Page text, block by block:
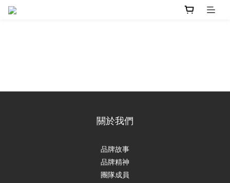
關於我們
品牌故事
品牌精神
團隊成員